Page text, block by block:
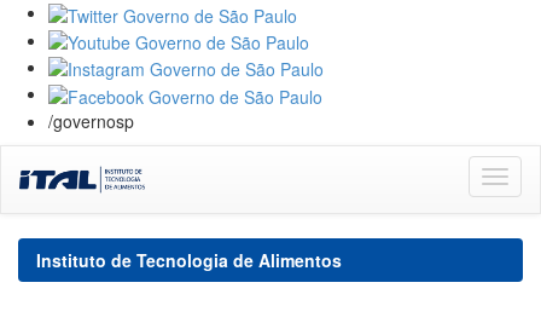
/governosp
navigation
Instituto de Tecnologia de Alimentos